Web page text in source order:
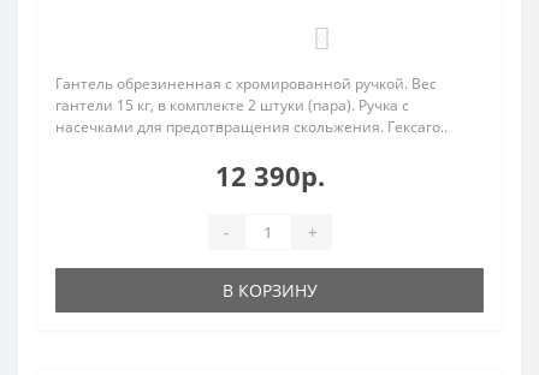
Гантель обрезиненная с хромированной ручкой. Вес
гантели 15 кг, в комплекте 2 штуки (пара). Ручка с
насечками для предотвращения скольжения. Гексаго..
12 390р.
- +
В КОРЗИНУ